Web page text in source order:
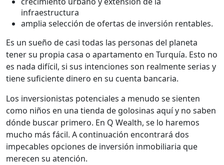
infraestructura
amplia selección de ofertas de inversión rentables.
Es un sueño de casi todas las personas del planeta
tener su propia casa o apartamento en Turquía. Esto no
es nada difícil, si sus intenciones son realmente serias y
tiene suficiente dinero en su cuenta bancaria.
Los inversionistas potenciales a menudo se sienten
como niños en una tienda de golosinas aquí y no saben
dónde buscar primero. En Q Wealth, se lo haremos
mucho más fácil. A continuación encontrará dos
impecables opciones de inversión inmobiliaria que
merecen su atención.